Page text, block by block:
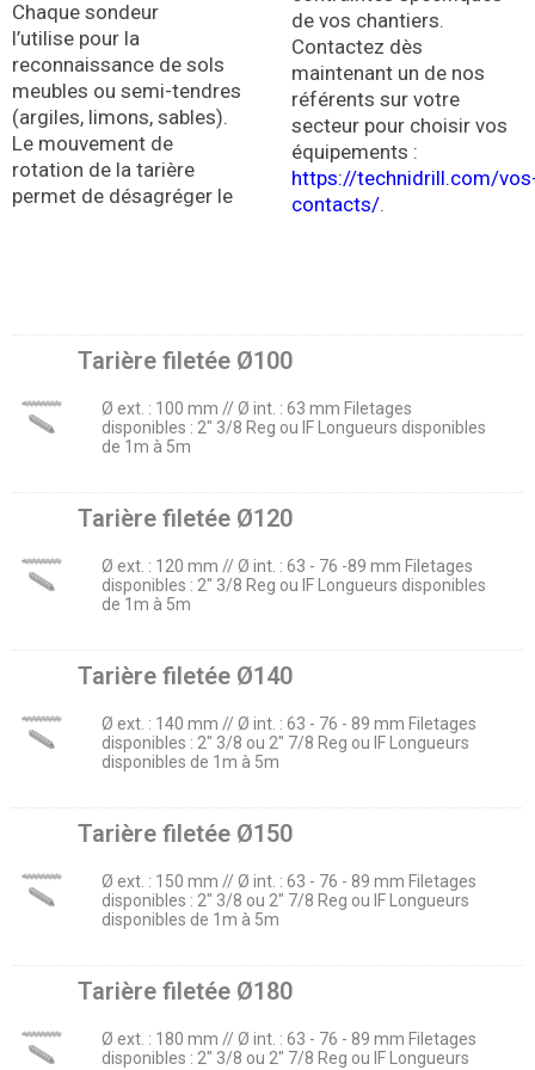
Chaque sondeur
l’utilise pour la
reconnaissance de sols
meubles ou semi-tendres
(argiles, limons, sables).
Le mouvement de
rotation de la tarière
permet de désagréger le
de vos chantiers.
Contactez dès
maintenant un de nos
référents sur votre
secteur pour choisir vos
équipements :
https://technidrill.com/
contacts/.
Tarière filetée Ø100
Ø ext. : 100 mm // Ø int. : 63 mm Filetages
disponibles : 2" 3/8 Reg ou IF Longueurs disponibles
de 1m à 5m
Tarière filetée Ø120
Ø ext. : 120 mm // Ø int. : 63 - 76 -89 mm Filetages
disponibles : 2" 3/8 Reg ou IF Longueurs disponibles
de 1m à 5m
Tarière filetée Ø140
Ø ext. : 140 mm // Ø int. : 63 - 76 - 89 mm Filetages
disponibles : 2" 3/8 ou 2" 7/8 Reg ou IF Longueurs
disponibles de 1m à 5m
Tarière filetée Ø150
Ø ext. : 150 mm // Ø int. : 63 - 76 - 89 mm Filetages
disponibles : 2" 3/8 ou 2" 7/8 Reg ou IF Longueurs
disponibles de 1m à 5m
Tarière filetée Ø180
Ø ext. : 180 mm // Ø int. : 63 - 76 - 89 mm Filetages
disponibles : 2" 3/8 ou 2" 7/8 Reg ou IF Longueurs